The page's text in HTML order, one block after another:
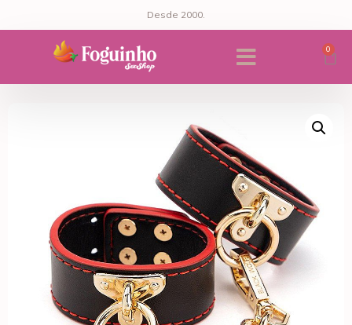
Desde 2000.
0